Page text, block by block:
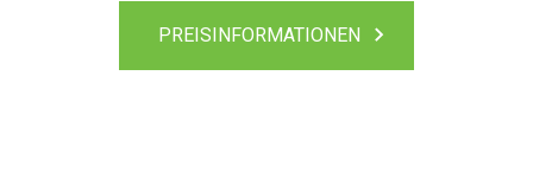
PREISINFORMATIONEN